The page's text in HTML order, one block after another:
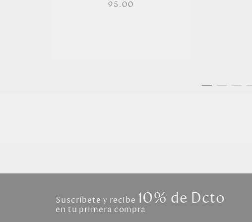
95.00
Suscríbete y recibe 10% de Dcto
en tu primera compra